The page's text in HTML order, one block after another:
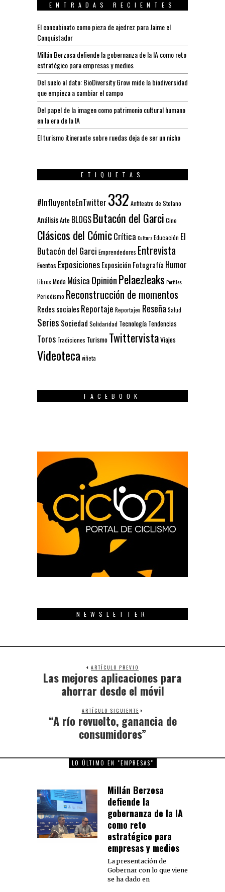
ENTRADAS RECIENTES
El concubinato como pieza de ajedrez para Jaime el
Conquistador
Millán Berzosa defiende la gobernanza de la IA como reto
estratégico para empresas y medios
Del suelo al dato: BioDiversity Grow mide la biodiversidad
que empieza a cambiar el campo
Del papel de la imagen como patrimonio cultural humano
en la era de la IA
El turismo itinerante sobre ruedas deja de ser un nicho
ETIQUETAS
#InfluyenteEnTwitter 332 Anfiteatro de Stefano
AnálisisArte BLOGSButacón del Garci Cine
Clásicos del CómicCrítica CulturaEducación El
Butacón del Garci Emprendedores Entrevista
Eventos ExposicionesExposición Fotografía Humor
Libros Moda Música OpiniónPelaezleaks Perfiles
Periodismo Reconstrucción de momentos
Redes socialesReportaje Reportajes Reseña Salud
Series Sociedad Solidaridad Tecnología Tendencias
Toros Tradiciones Turismo TwittervistaViajes
Videoteca viñeta
FACEBOOK
NEWSLETTER
ARTÍCULO PREVIO
Previous
post:
Las mejores aplicaciones para
ahorrar desde el móvil
ARTÍCULO SIGUIENTE
Next
post:
“A río revuelto, ganancia de
consumidores”
LO ÚLTIMO EN "EMPRESAS"
Millán Berzosa
defiende la
gobernanza de la IA
como reto
estratégico para
empresas y medios
La presentación de
Gobernar con lo que viene
se ha dado en